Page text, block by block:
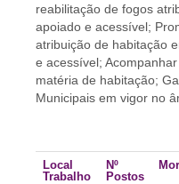
reabilitação de fogos
apoiado e acessível;
atribuição de habitação
e acessível;
matéria de habitação;
Municipais em vigor no
Local
Trabalho
Nº
Postos